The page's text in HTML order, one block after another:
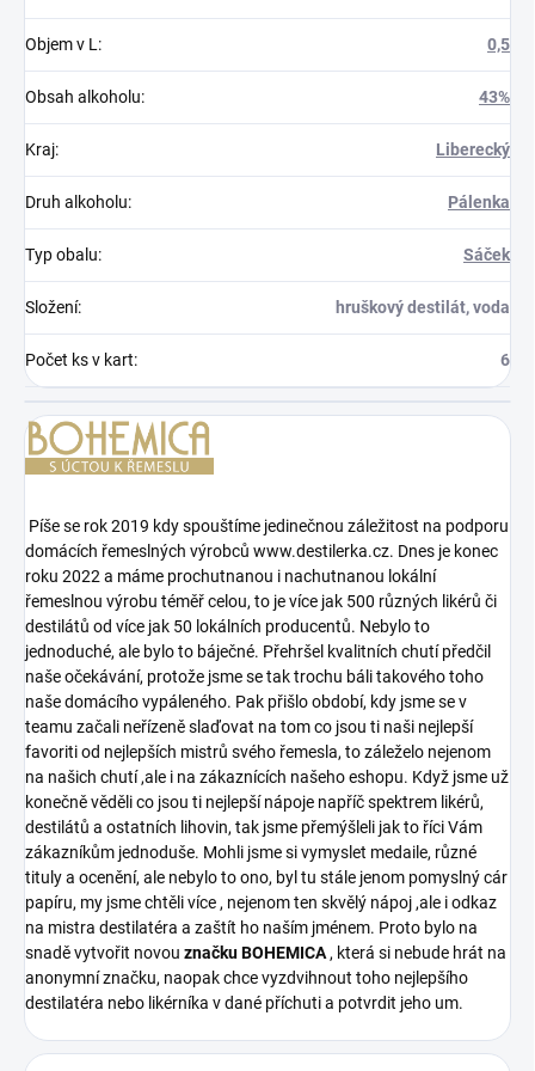
Objem v L : 0,5
Obsah alkoholu: 43%
Kraj: Liberecký
Druh alkoholu: Pálenka
Typ obalu: Sáček
Složení: hruškový destilát, voda
Počet ks v kart: 6
Píše se rok 2019 kdy spouštíme jedinečnou záležitost na podporu
domácích řemeslných výrobců www.destilerka.cz. Dnes je konec
roku 2022 a máme prochutnanou i nachutnanou lokální
řemeslnou výrobu téměř celou, to je více jak 500 různých likérů či
destilátů od více jak 50 lokálních producentů. Nebylo to
jednoduché, ale bylo to báječné. Přehršel kvalitních chutí předčil
naše očekávání, protože jsme se tak trochu báli takového toho
naše domácího vypáleného. Pak přišlo období, kdy jsme se v
teamu začali neřízeně slaďovat na tom co jsou ti naši nejlepší
favoriti od nejlepších mistrů svého řemesla, to záleželo nejenom
na našich chutí ,ale i na zákaznících našeho eshopu. Když jsme už
konečně věděli co jsou ti nejlepší nápoje napříč spektrem likérů,
destilátů a ostatních lihovin, tak jsme přemýšleli jak to říci Vám
zákazníkům jednoduše. Mohli jsme si vymyslet medaile, různé
tituly a ocenění, ale nebylo to ono, byl tu stále jenom pomyslný cár
papíru, my jsme chtěli více , nejenom ten skvělý nápoj ,ale i odkaz
na mistra destilatéra a zaštít ho naším jménem. Proto bylo na
snadě vytvořit novou značku BOHEMICA , která si nebude hrát na
anonymní značku, naopak chce vyzdvihnout toho nejlepšího
destilatéra nebo likérníka v dané příchuti a potvrdit jeho um.